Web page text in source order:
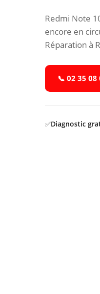
Redmi Note
encore en
Réparation à
📞 02 35 08
✅Diagnostic